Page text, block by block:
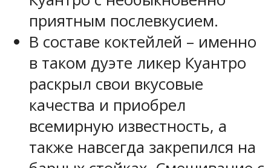
приятным послевкусием.
В составе коктейлей – именно
в таком дуэте ликер Куантро
раскрыл свои вкусовые
качества и приобрел
всемирную известность, а
также навсегда закрепился на